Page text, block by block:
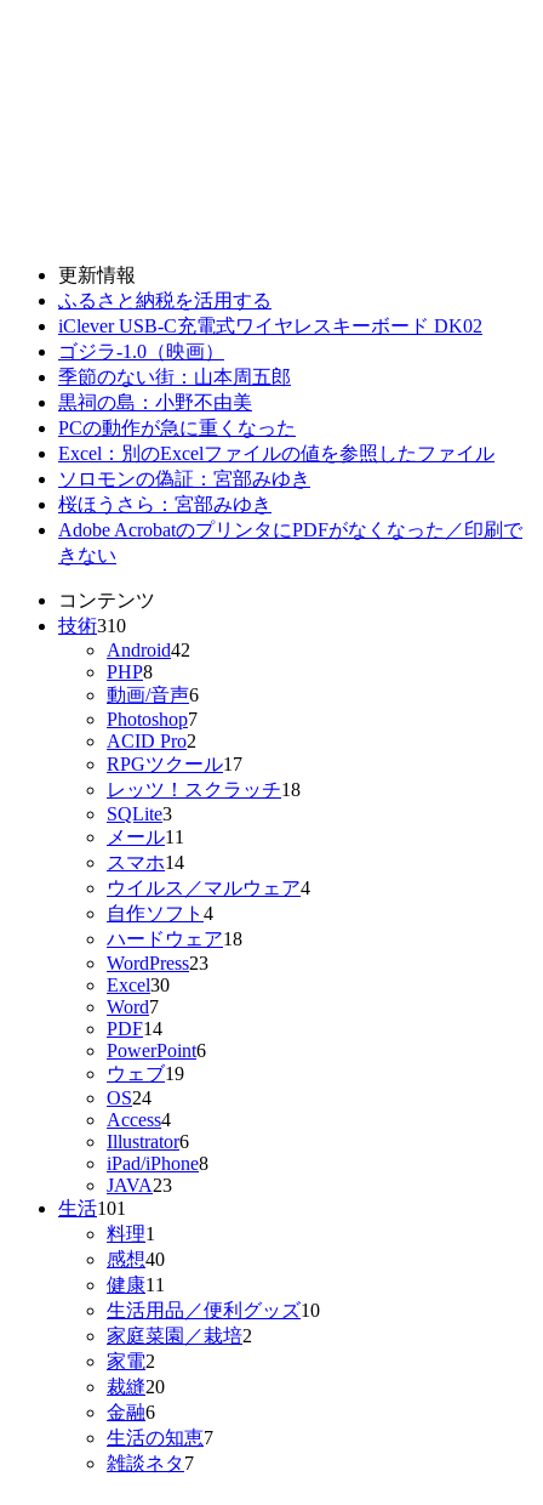
更新情報
ふるさと納税を活用する
iClever USB-C充電式ワイヤレスキーボード DK02
ゴジラ-1.0（映画）
季節のない街：山本周五郎
黒祠の島：小野不由美
PCの動作が急に重くなった
Excel：別のExcelファイルの値を参照したファイル
ソロモンの偽証：宮部みゆき
桜ほうさら：宮部みゆき
Adobe AcrobatのプリンタにPDFがなくなった／印刷で
きない
コンテンツ
技術310
Android42
PHP8
動画/音声6
Photoshop7
ACID Pro2
RPGツクール17
レッツ！スクラッチ18
SQLite3
メール11
スマホ14
ウイルス／マルウェア4
自作ソフト 4
ハードウェア18
WordPress23
Excel30
Word7
PDF14
PowerPoint6
ウェブ19
OS24
Access4
Illustrator6
iPad/iPhone8
JAVA23
生活101
料理1
感想40
健康11
生活用品／便利グッズ10
家庭菜園／栽培2
家電2
裁縫20
金融6
生活の知恵7
雑談ネタ7